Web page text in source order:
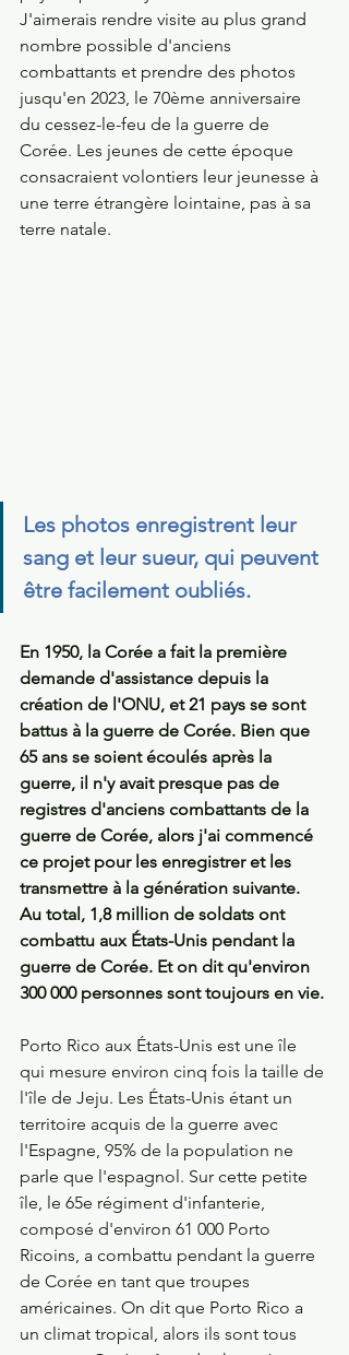
J'aimerais rendre visite au plus grand
nombre possible d'anciens
combattants et prendre des photos
jusqu'en 2023, le 70ème anniversaire
du cessez-le-feu de la guerre de
Corée. Les jeunes de cette époque
consacraient volontiers leur jeunesse à
une terre étrangère lointaine, pas à sa
terre natale.
Les photos enregistrent leur
sang et leur sueur, qui peuvent
être facilement oubliés.
En 1950, la Corée a fait la première
demande d'assistance depuis la
création de l'ONU, et 21 pays se sont
battus à la guerre de Corée. Bien que
65 ans se soient écoulés après la
guerre, il n'y avait presque pas de
registres d'anciens combattants de la
guerre de Corée, alors j'ai commencé
ce projet pour les enregistrer et les
transmettre à la génération suivante.
Au total, 1,8 million de soldats ont
combattu aux États-Unis pendant la
guerre de Corée. Et on dit qu'environ
300 000 personnes sont toujours en vie.
Porto Rico aux États-Unis est une île
qui mesure environ cinq fois la taille de
l'île de Jeju. Les États-Unis étant un
territoire acquis de la guerre avec
l'Espagne, 95% de la population ne
parle que l'espagnol. Sur cette petite
île, le 65e régiment d'infanterie,
composé d'environ 61 000 Porto
Ricoins, a combattu pendant la guerre
de Corée en tant que troupes
américaines. On dit que Porto Rico a
un climat tropical, alors ils sont tous